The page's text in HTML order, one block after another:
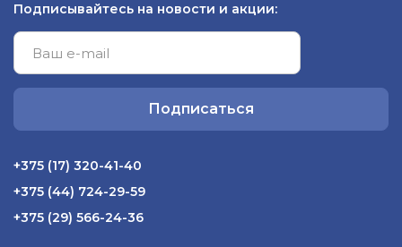
Подписывайтесь на новости и акции:
Подписаться
+375 (17) 320-41-40
+375 (44) 724-29-59
+375 (29) 566-24-36